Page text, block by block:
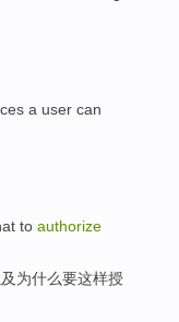
a user can
to authorize
为什么要这样授